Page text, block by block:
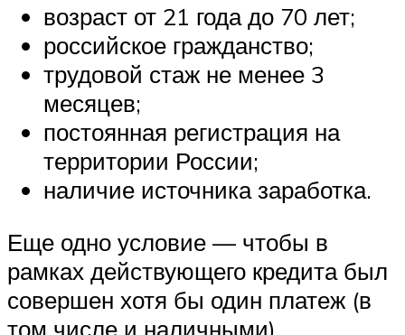
возраст от 21 года до 70 лет;
российское гражданство;
трудовой стаж не менее 3
месяцев;
постоянная регистрация на
территории России;
наличие источника заработка.
Еще одно условие — чтобы в
рамках действующего кредита был
совершен хотя бы один платеж (в
том числе и наличными).